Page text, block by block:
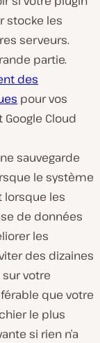
stocke les
serveurs.
partie.
des
pour vos
Cloud
sauvegarde
le système
lorsque les
de données
les
des dizaines
votre
que votre
le plus
si rien n’a